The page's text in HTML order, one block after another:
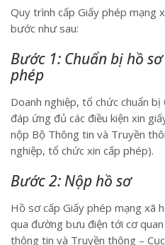
Quy trình cấp Giấy phép mạng
bước như sau:
Bước 1: Chuẩn bị hồ
phép
Doanh nghiệp, tổ chức chuẩn
đáp ứng đủ các điều kiện xin
nộp Bộ Thông tin và Truyền
nghiệp, tổ chức xin cấp phép).
Bước 2: Nộp hồ sơ
Hồ sơ cấp Giấy phép mạng xã
qua đường bưu điện tới cơ
thông tin và Truyền thông –